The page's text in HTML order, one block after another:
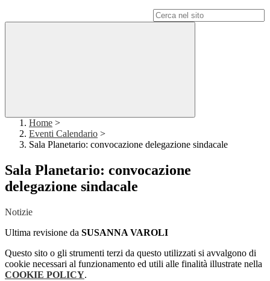
Home >
Eventi Calendario >
Sala Planetario: convocazione delegazione sindacale
Sala Planetario: convocazione
delegazione sindacale
Notizie
Ultima revisione da SUSANNA VAROLI
Questo sito o gli strumenti terzi da questo utilizzati si avvalgono di
cookie necessari al funzionamento ed utili alle finalità illustrate nella
COOKIE POLICY.